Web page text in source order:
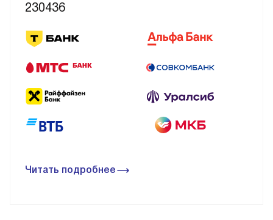
230436
Читать подробнее